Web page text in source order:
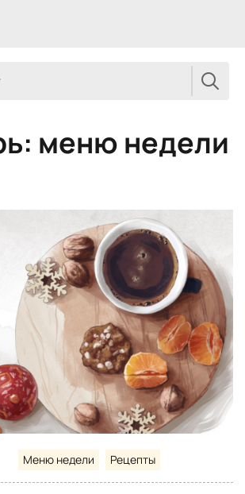
меню недели
Меню недели Рецепты